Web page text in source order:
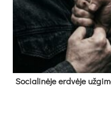
So­cia­li­nė­je erd­vė­je